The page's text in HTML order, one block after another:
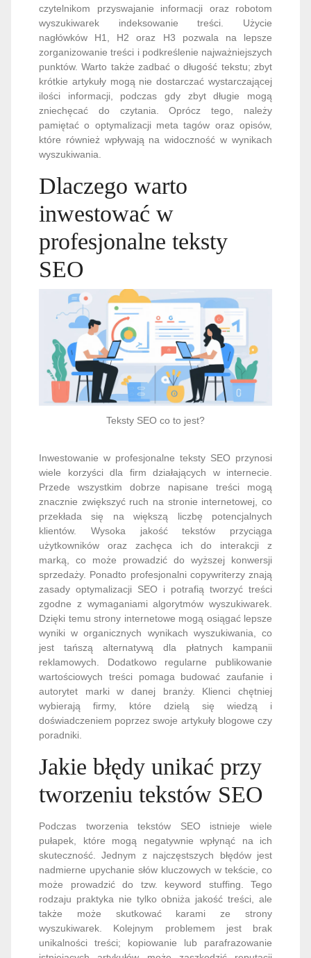
czytelnikom przyswajanie informacji oraz robotom
wyszukiwarek indeksowanie treści. Użycie
nagłówków H1, H2 oraz H3 pozwala na lepsze
zorganizowanie treści i podkreślenie najważniejszych
punktów. Warto także zadbać o długość tekstu; zbyt
krótkie artykuły mogą nie dostarczać wystarczającej
ilości informacji, podczas gdy zbyt długie mogą
zniechęcać do czytania. Oprócz tego, należy
pamiętać o optymalizacji meta tagów oraz opisów,
które również wpływają na widoczność w wynikach
wyszukiwania.
Dlaczego warto
inwestować w
profesjonalne teksty
SEO
Teksty SEO co to jest?
Inwestowanie w profesjonalne teksty SEO przynosi
wiele korzyści dla firm działających w internecie.
Przede wszystkim dobrze napisane treści mogą
znacznie zwiększyć ruch na stronie internetowej, co
przekłada się na większą liczbę potencjalnych
klientów. Wysoka jakość tekstów przyciąga
użytkowników oraz zachęca ich do interakcji z
marką, co może prowadzić do wyższej konwersji
sprzedaży. Ponadto profesjonalni copywriterzy znają
zasady optymalizacji SEO i potrafią tworzyć treści
zgodne z wymaganiami algorytmów wyszukiwarek.
Dzięki temu strony internetowe mogą osiągać lepsze
wyniki w organicznych wynikach wyszukiwania, co
jest tańszą alternatywą dla płatnych kampanii
reklamowych. Dodatkowo regularne publikowanie
wartościowych treści pomaga budować zaufanie i
autorytet marki w danej branży. Klienci chętniej
wybierają firmy, które dzielą się wiedzą i
doświadczeniem poprzez swoje artykuły blogowe czy
poradniki.
Jakie błędy unikać przy
tworzeniu tekstów SEO
Podczas tworzenia tekstów SEO istnieje wiele
pułapek, które mogą negatywnie wpłynąć na ich
skuteczność. Jednym z najczęstszych błędów jest
nadmierne upychanie słów kluczowych w tekście, co
może prowadzić do tzw. keyword stuffing. Tego
rodzaju praktyka nie tylko obniża jakość treści, ale
także może skutkować karami ze strony
wyszukiwarek. Kolejnym problemem jest brak
unikalności treści; kopiowanie lub parafrazowanie